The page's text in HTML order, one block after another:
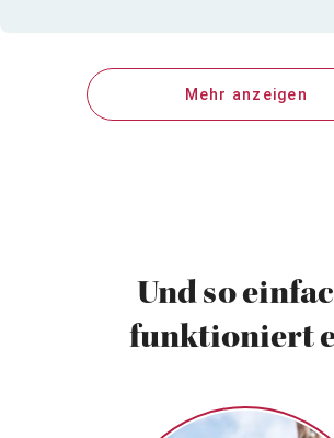
Mehr anzeigen
Und so
funktioniert